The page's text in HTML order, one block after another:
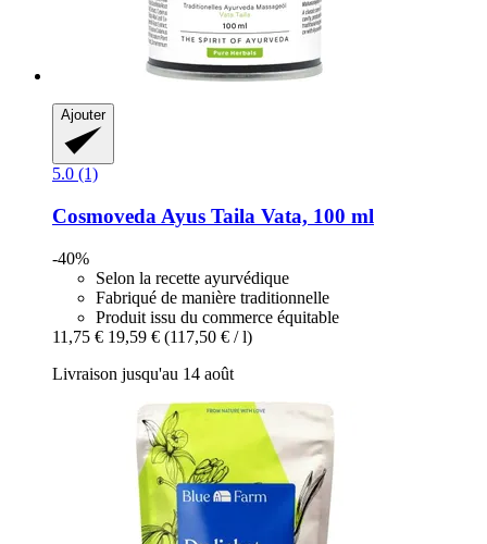
Ajouter
5.0 (1)
Cosmoveda Ayus Taila Vata, 100 ml
-40%
Selon la recette ayurvédique
Fabriqué de manière traditionnelle
Produit issu du commerce équitable
11,75 € 19,59 € (117,50 € / l)
Livraison jusqu'au 14 août